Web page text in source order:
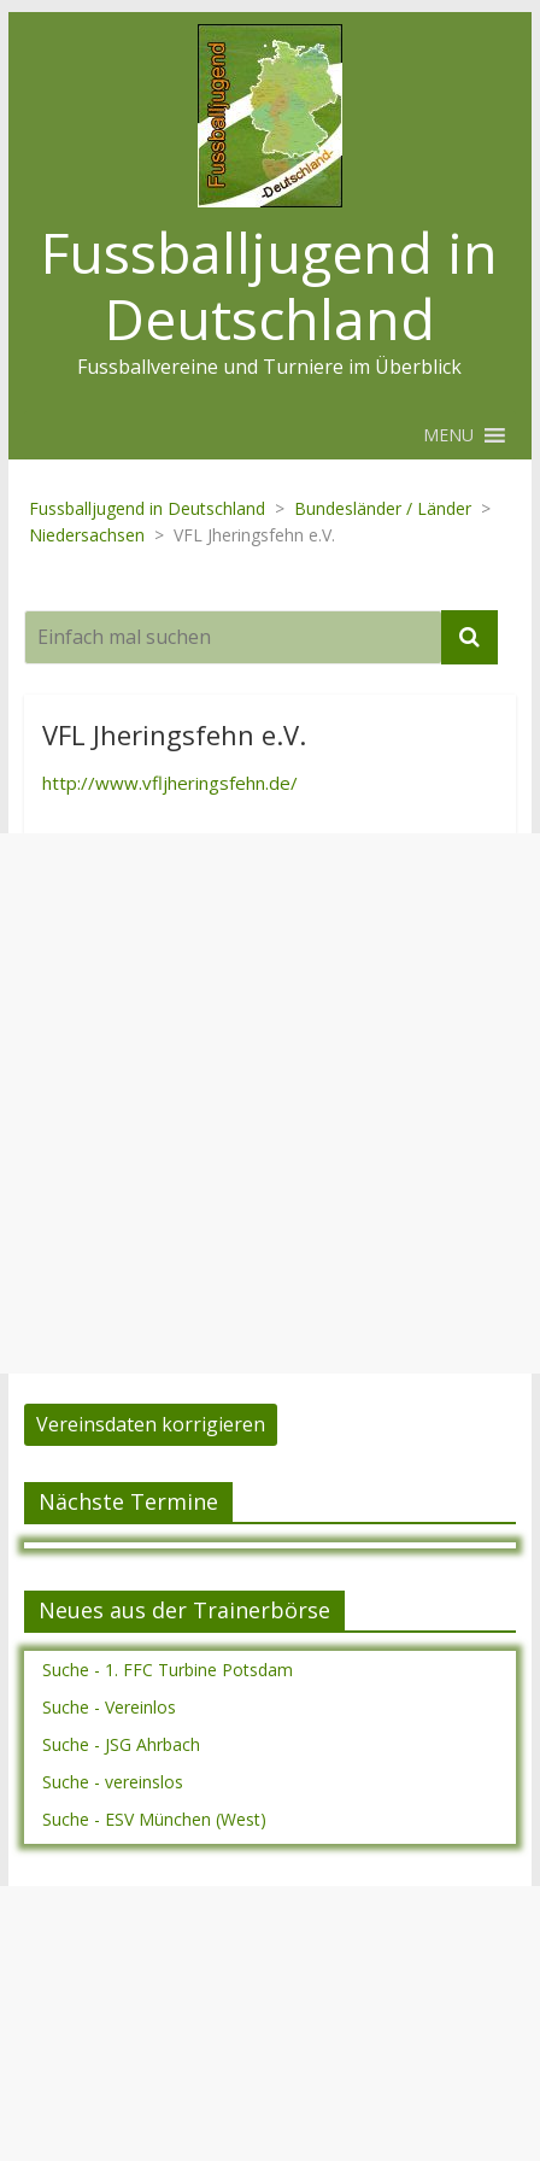
Fussballjugend in
Deutschland
Fussballvereine und Turniere im Überblick
MENU
Fussballjugend in Deutschland > Bundesländer / Länder >
Niedersachsen > VFL Jheringsfehn e.V.
VFL Jheringsfehn e.V.
http://www.vfljheringsfehn.de/
Vereinsdaten korrigieren
Nächste Termine
Neues aus der Trainerbörse
Suche - 1. FFC Turbine Potsdam
Suche - Vereinlos
Suche - JSG Ahrbach
Suche - vereinslos
Suche - ESV München (West)